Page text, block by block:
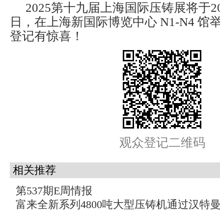
2025第十九届上海国际压铸展将于
日，在上海新国际博览中心 N1-N4 馆
登记有惊喜！
观众登记二维码
相关推荐
第537期E周情报
富来全新系列4800吨大型压铸机通过汉特